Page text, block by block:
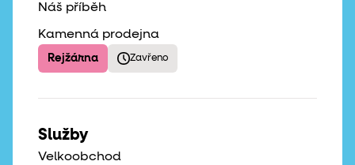
Náš příběh
Kamenná prodejna
Rejžárna Zavřeno
Služby
Velkoobchod